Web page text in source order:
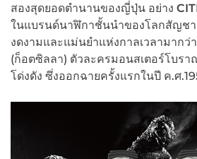
สองสุดยอดตำนานของญี่ปุ่น อย่าง
ในแบรนด์นาฬิกาชั้นนำของโลกสัญช
งดงามและแม่นยำแห่งกาลเวลามากว่
(ก็อตซิลลา) ตัวละครมอนสเตอร์โบร
โด่งดัง ซึ่งออกฉายครั้งแรกในปี ค.ศ